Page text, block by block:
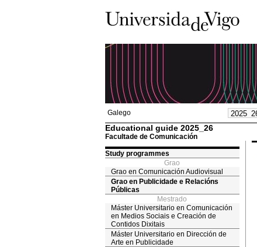
Galego
Educational guide 2025_26
Facultade de Comunicación
Study programmes
Grao
Grao en Comunicación Audiovisual
Grao en Publicidade e Relacións
Públicas
Mestrado
Máster Universitario en Comunicación
en Medios Sociais e Creación de
Contidos Dixitais
Máster Universitario en Dirección de
Arte en Publicidade